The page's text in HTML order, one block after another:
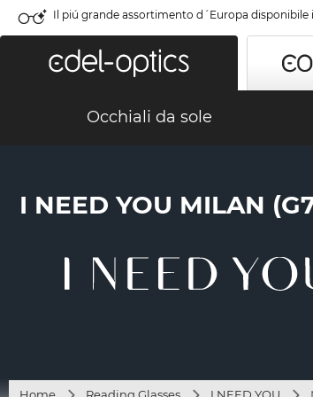
Il piú grande assortimento d´Europa
Occhiali da sole
I NEED YOU MILAN